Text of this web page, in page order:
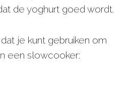
de yoghurt goed wordt.
je kunt gebruiken om
een slowcooker: